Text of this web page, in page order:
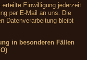
Einwilligung jederzeit
per E-Mail an uns. Die
Datenverarbeitung bleibt
in besonderen Fällen